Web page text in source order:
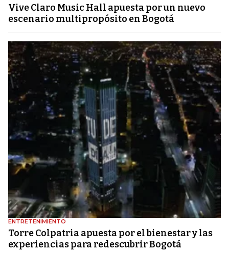
Vive Claro Music Hall apuesta por un nuevo
escenario multipropósito en Bogotá
ENTRETENIMIENTO
Torre Colpatria apuesta por el bienestar y las
experiencias para redescubrir Bogotá